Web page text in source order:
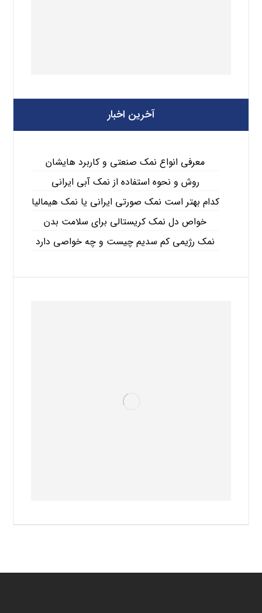
آخرین اخبار
معرفی انواع نمک صنعتی و کاربرد هایشان
روش و نحوه استفاده از نمک آبی ایرانی
کدام بهتر است نمک صورتی ایرانی یا نمک هیمالیا
خواص دل نمک کریستالی برای سلامت بدن
نمک رژیمی کم سدیم چیست و چه خواصی دارد